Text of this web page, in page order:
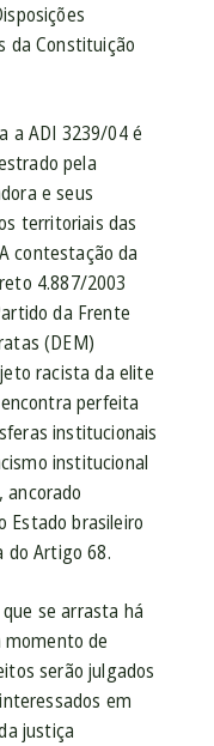
da Constituição
a ADI 3239/04 é
pela
e seus
territoriais das
contestação da
4.887/2003
da Frente
(DEM)
racista da elite
perfeita
institucionais
institucional
ancorado
Estado brasileiro
do Artigo 68.
se arrasta há
momento de
serão julgados
em
justiça